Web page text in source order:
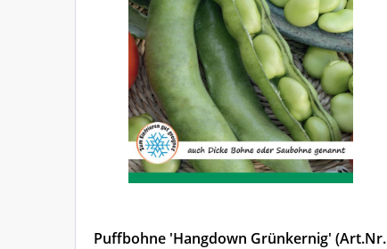
Puffbohne 'Hangdown Grünkernig' (Art.Nr.